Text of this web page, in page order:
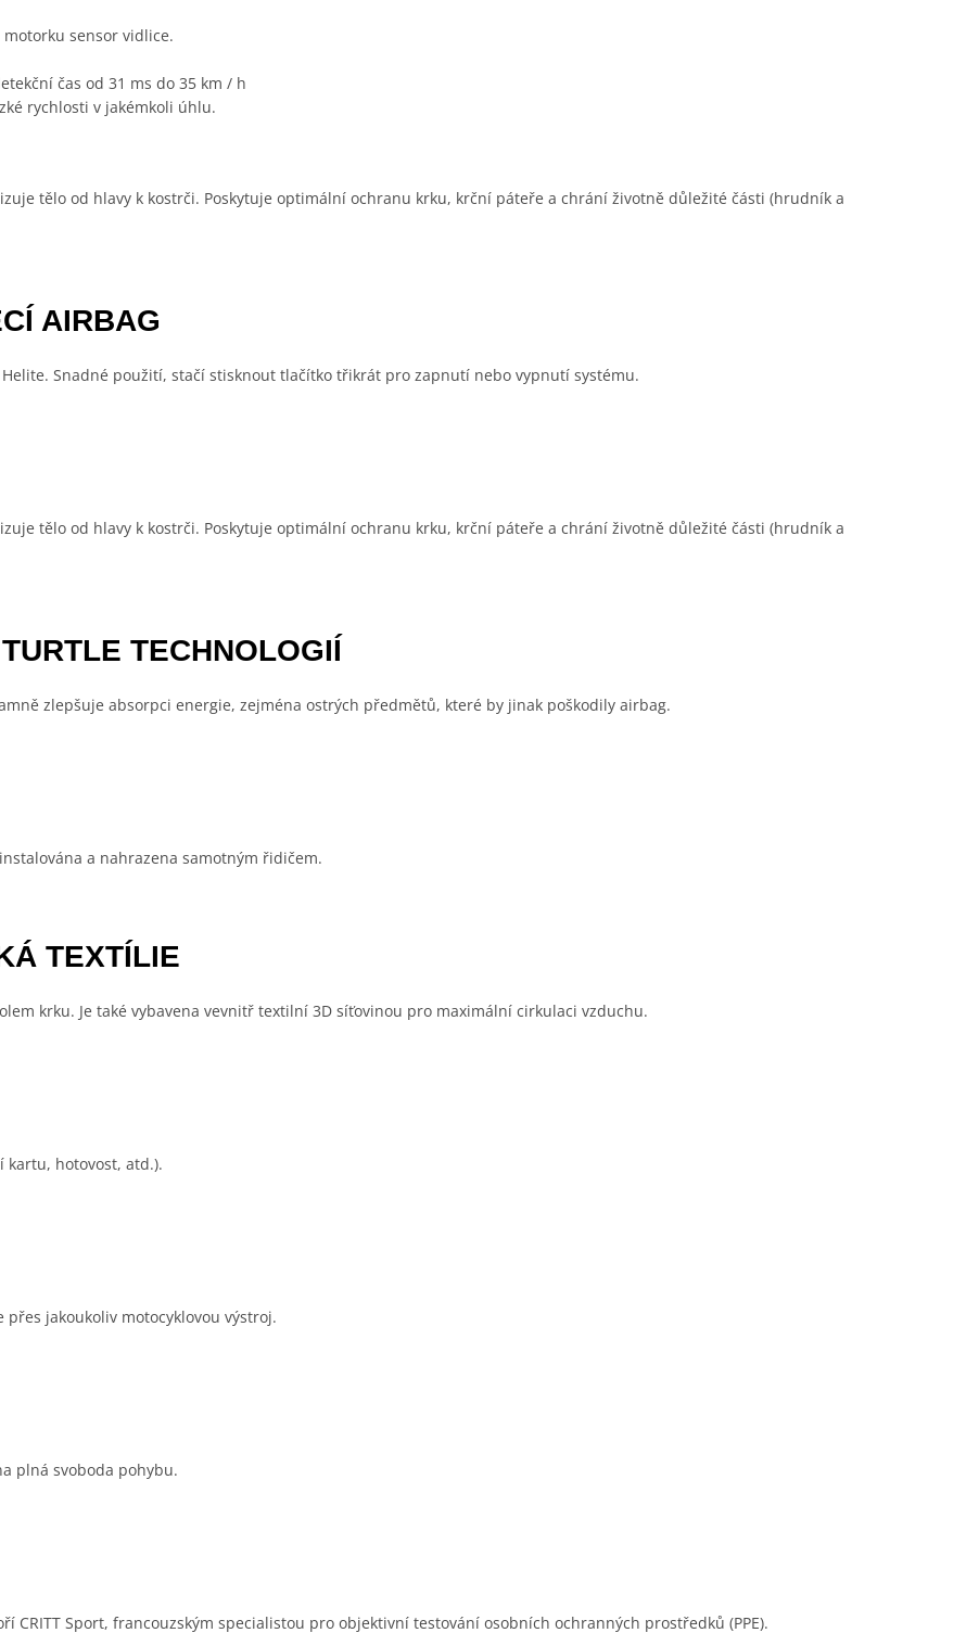
sensor vidlice.
čas od 31 ms do 35 km / h
rychlosti v jakémkoli úhlu.
tělo od hlavy k kostrči. Poskytuje optimální ochranu krku, krční páteře a chrání životně důležité části (hrudník a
AIRBAG
Snadné použití, stačí stisknout tlačítko třikrát pro zapnutí nebo vypnutí systému.
tělo od hlavy k kostrči. Poskytuje optimální ochranu krku, krční páteře a chrání životně důležité části (hrudník a
TECHNOLOGIÍ
zlepšuje absorpci energie, zejména ostrých předmětů, které by jinak poškodily airbag.
a nahrazena samotným řidičem.
TEXTÍLIE
krku. Je také vybavena vevnitř textilní 3D síťovinou pro maximální cirkulaci vzduchu.
kartu, hotovost, atd.).
jakoukoliv motocyklovou výstroj.
plná svoboda pohybu.
CRITT Sport, francouzským specialistou pro objektivní testování osobních ochranných prostředků (PPE).